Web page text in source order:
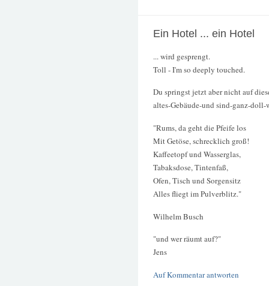
Ein Hotel ... ein Hotel
... wird gesprengt.
Toll - I'm so deeply touched.
Du springst jetzt aber nicht auf
altes-Gebäude-und sind-ganz-
"Rums, da geht die Pfeife los
Mit Getöse, schrecklich groß!
Kaffeetopf und Wasserglas,
Tabaksdose, Tintenfaß,
Ofen, Tisch und Sorgensitz
Alles fliegt im Pulverblitz."
Wilhelm Busch
"und wer räumt auf?"
Jens
Auf Kommentar antworten